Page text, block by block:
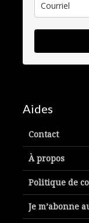
Aides
Contact
À propos
Politique de
Je m’abonne